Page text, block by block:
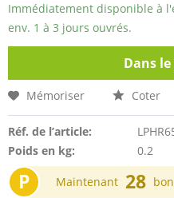
Immédiatement disponible à
env. 1 à 3 jours ouvrés.
Dans
Mémoriser Coter
Réf. de l’article:
Poids en kg:
0.2
P Maintenant 28